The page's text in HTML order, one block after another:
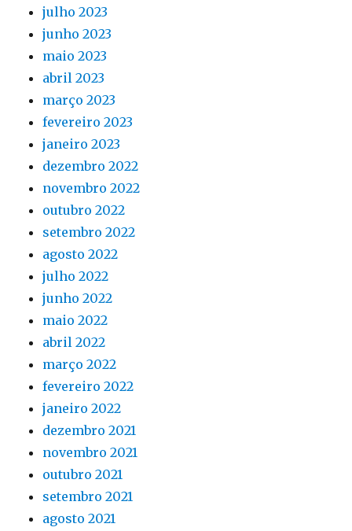
julho 2023
junho 2023
maio 2023
abril 2023
março 2023
fevereiro 2023
janeiro 2023
dezembro 2022
novembro 2022
outubro 2022
setembro 2022
agosto 2022
julho 2022
junho 2022
maio 2022
abril 2022
março 2022
fevereiro 2022
janeiro 2022
dezembro 2021
novembro 2021
outubro 2021
setembro 2021
agosto 2021